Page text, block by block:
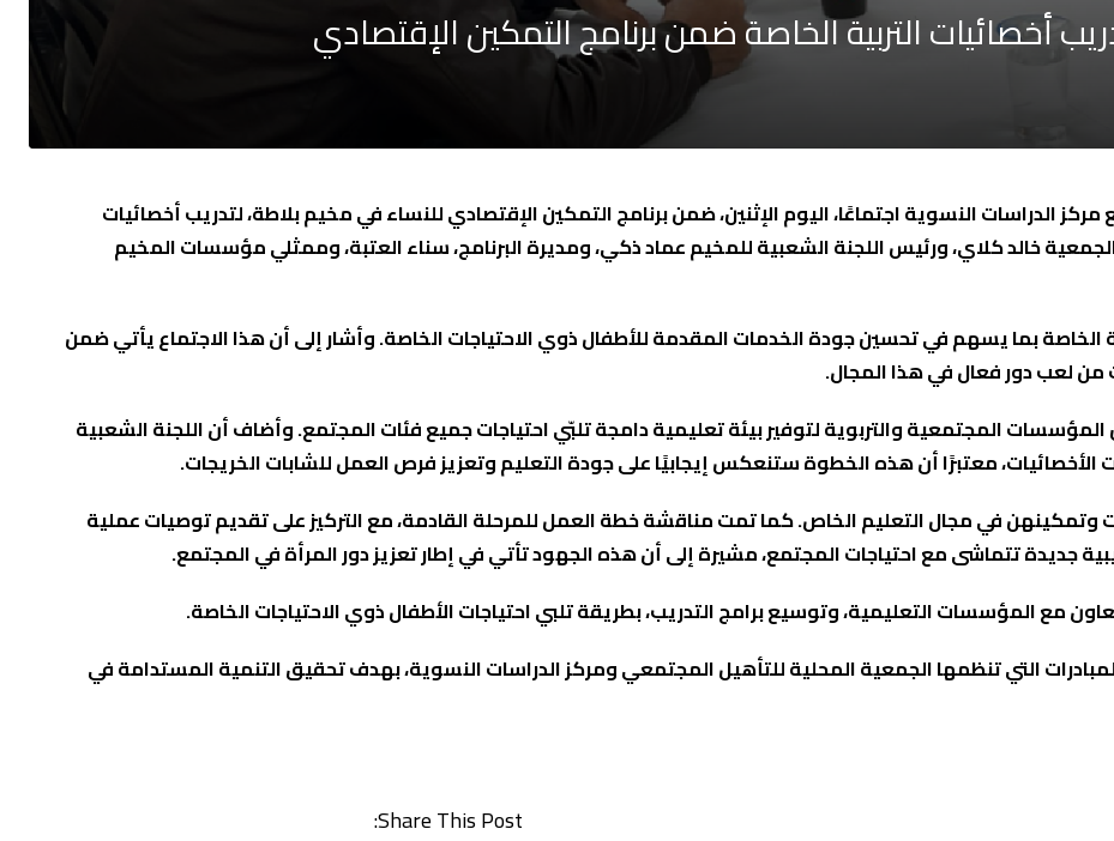
أخصائيات التربية الخاصة ضمن برنامج التمكين الإقتصادي
الدراسات النسوية اجتماعًا، اليوم الإثنين، ضمن برنامج التمكين الإقتصادي للنساء في مخيم بلاطة، لتدريب أخصائيات
خالد كلاي، ورئيس اللجنة الشعبية للمخيم عماد ذكي، ومديرة البرنامج، سناء العتبة، وممثلي مؤسسات المخيم
الخاصة بما يسهم في تحسين جودة الخدمات المقدمة للأطفال ذوي الاحتياجات الخاصة. وأشار إلى أن هذا الاجتماع يأتي ضمن
من لعب دور فعال في هذا المجال.
المجتمعية والتربوية لتوفير بيئة تعليمية دامجة تلبّي احتياجات جميع فئات المجتمع. وأضاف أن اللجنة الشعبية
معتبرًا أن هذه الخطوة ستنعكس إيجابيًا على جودة التعليم وتعزيز فرص العمل للشابات الخريجات.
وتمكينهن في مجال التعليم الخاص. كما تمت مناقشة خطة العمل للمرحلة القادمة، مع التركيز على تقديم توصيات عملية
جديدة تتماشى مع احتياجات المجتمع، مشيرة إلى أن هذه الجهود تأتي في إطار تعزيز دور المرأة في المجتمع.
مع المؤسسات التعليمية، وتوسيع برامج التدريب، بطريقة تلبي احتياجات الأطفال ذوي الاحتياجات الخاصة.
التي تنظمها الجمعية المحلية للتأهيل المجتمعي ومركز الدراسات النسوية، بهدف تحقيق التنمية المستدامة في
Share This Post: